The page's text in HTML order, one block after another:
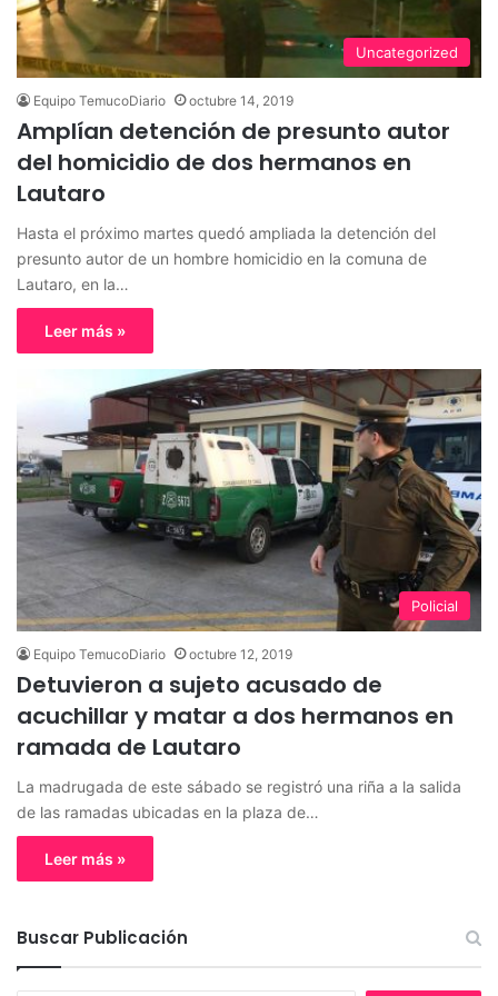
Uncategorized
Equipo TemucoDiario octubre 14, 2019
Amplían detención de presunto autor
del homicidio de dos hermanos en
Lautaro
Hasta el próximo martes quedó ampliada la detención del
presunto autor de un hombre homicidio en la comuna de
Lautaro, en la…
Leer más »
Policial
Equipo TemucoDiario octubre 12, 2019
Detuvieron a sujeto acusado de
acuchillar y matar a dos hermanos en
ramada de Lautaro
La madrugada de este sábado se registró una riña a la salida
de las ramadas ubicadas en la plaza de…
Leer más »
Buscar Publicación